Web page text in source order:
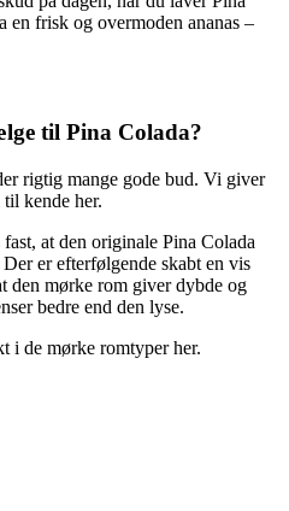
en frisk og overmoden ananas –
til Pina Colada?
rigtig mange gode bud. Vi giver
kende her.
at den originale Pina Colada
er efterfølgende skabt en vis
den mørke rom giver dybde og
bedre end den lyse.
i de mørke romtyper her.